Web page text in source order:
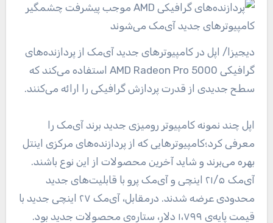
دیجیزا/ اپل در کامپیوترهای جدید آی‌مک از پردازنده‌های
گرافیکی AMD Radeon Pro 5000 استفاده می‌کند که
سطح جدیدی از قدرت پردازش گرافیکی را ارائه می‌کنند.
اپل چند نمونه کامپیوتر رومیزی جدید برند آی‌مک را
معرفی کرد؛کامپیوترهایی که از پردازنده‌های مرکزی اینتل
بهره‌ می‌برند و شاید آخرین محصولات از این نوع باشند.
آی‌مک ۲۱/۵ اینچی و آی‌مک پرو با قابلیت‌های جدید
محدودی عرضه شدند. درمقابل، آی‌مک ۲۷ اینچی جدید با
قیمت پایه‌ی ۱،۷۹۹ دلار، ستاره‌ی محصولات جدید بود.